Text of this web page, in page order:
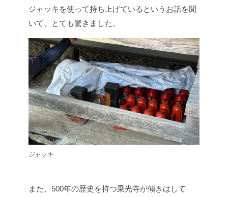
ジャッキを使って持ち上げているというお話を聞
いて、とても驚きました。
ジャッキ
また、500年の歴史を持つ乗光寺が傾きはして